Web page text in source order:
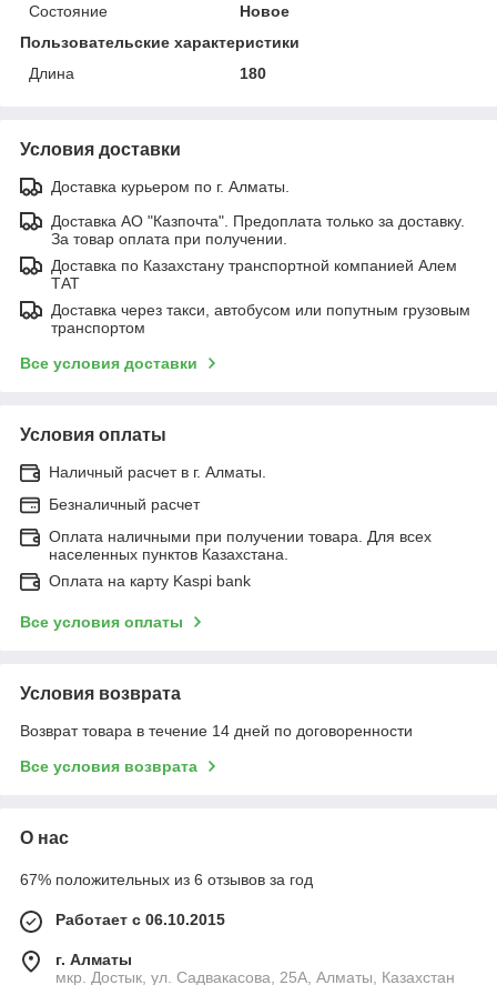
Состояние
Новое
Пользовательские характеристики
Длина
180
Условия доставки
Доставка курьером по г. Алматы.
Доставка АО "Казпочта". Предоплата только за доставку.
За товар оплата при получении.
Доставка по Казахстану транспортной компанией Алем
ТАТ
Доставка через такси, автобусом или попутным грузовым
транспортом
Все условия доставки
Условия оплаты
Наличный расчет в г. Алматы.
Безналичный расчет
Оплата наличными при получении товара. Для всех
населенных пунктов Казахстана.
Оплата на карту Kaspi bank
Все условия оплаты
Условия возврата
Возврат товара в течение 14 дней по договоренности
Все условия возврата
О нас
67% положительных из 6 отзывов за год
Работает с 06.10.2015
г. Алматы
мкр. Достык, ул. Садвакасова, 25А, Алматы, Казахстан